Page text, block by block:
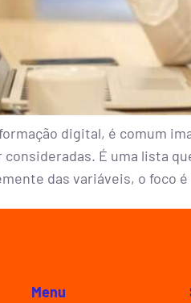
digital, é comum
É uma lista
das variáveis, o foco
Menu